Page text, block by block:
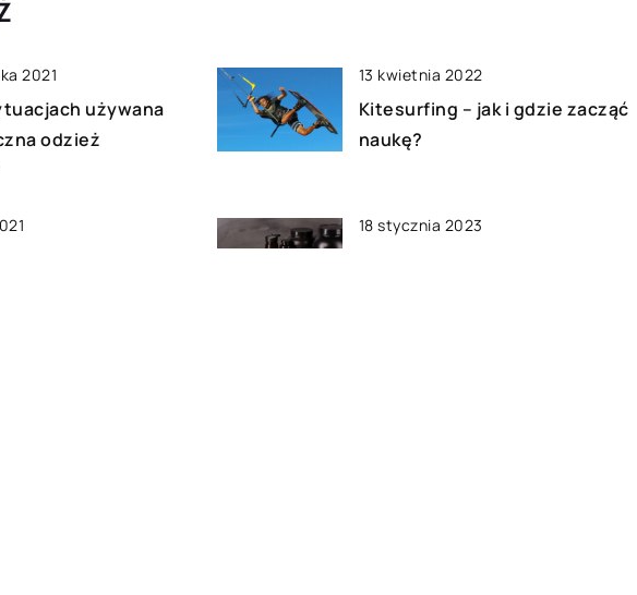
2021
używana
odzież
13 kwietnia 2022
Kitesurfing – jak i gdzie zacząć
naukę?
18 stycznia 2023